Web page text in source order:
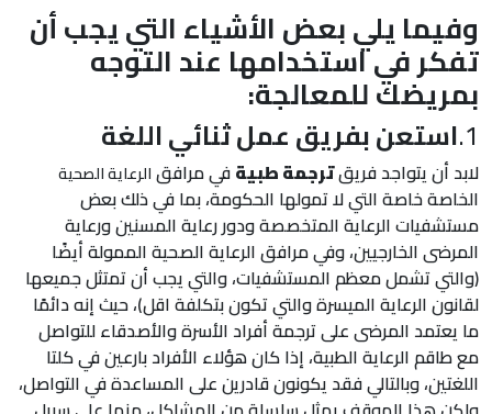
وفيما يلي بعض الأشياء التي يجب أن
تفكر في استخدامهاعند التوجه
بمريضك للمعالجة:
1. استعن بفريق عمل ثنائي اللغة
لابد أن يتواجد فريقترجمة طبيةفي مرافقالرعاية الصحية
الخاصة خاصة التي لا تمولها الحكومة، بما في ذلك بعض
مستشفيات الرعاية المتخصصة ودور رعاية المسنين ورعاية
المرضى الخارجيين، وفي مرافق الرعاية الصحية الممولة أيضًا
(والتي تشمل معظم المستشفيات، والتي يجب أن تمتثل جميعها
لقانون الرعاية الميسرة والتي تكون بتكلفة اقل)، حيث إنه دائمًا
ما يعتمد المرضى على ترجمة أفراد الأسرة والأصدقاء للتواصل
مع طاقم الرعاية الطبية، إذا كان هؤلاء الأفراد بارعين في كلتا
اللغتين، وبالتالي فقد يكونون قادرين على المساعدة في التواصل،